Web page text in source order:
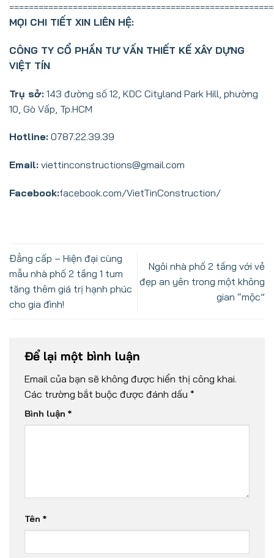
======================================================
MỌI CHI TIẾT XIN LIÊN HỆ:
CÔNG TY CỔ PHẦN TƯ VẤN THIẾT KẾ XÂY DỰNG
VIỆT TÍN
Trụ sở: 143 đường số 12, KDC Cityland Park Hill, phường
10, Gò Vấp, Tp.HCM
Hotline: 0787.22.39.39
Email: viettinconstructions@gmail.com
Facebook:facebook.com/VietTinConstruction/
Đẳng cấp – Hiện đại cùng
mẫu nhà phố 2 tầng 1 tum
tăng thêm giá trị hạnh phúc
cho gia đình!
Ngôi nhà phố 2 tầng với vẻ
đẹp an yên trong một không
gian “mộc”
Để lại một bình luận
Email của bạn sẽ không được hiển thị công khai.
Các trường bắt buộc được đánh dấu *
Bình luận *
Tên *